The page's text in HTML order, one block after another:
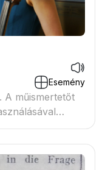
Esemény